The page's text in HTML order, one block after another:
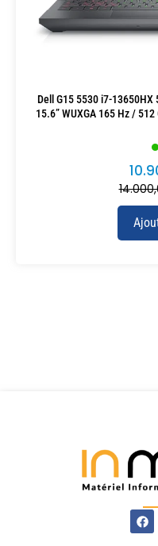
Dell G15 5530 i7-13650HX
15.6” WUXGA 165 Hz /